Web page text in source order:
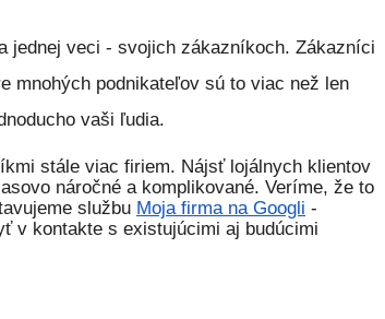
jednej veci - svojich zákazníkoch. Zákazníci
mnohých podnikateľov sú to viac než len
vaši ľudia.
stále viac firiem. Nájsť lojálnych klientov
náročné a komplikované. Veríme, že to
službu Moja firma na Googli -
v kontakte s existujúcimi aj budúcimi